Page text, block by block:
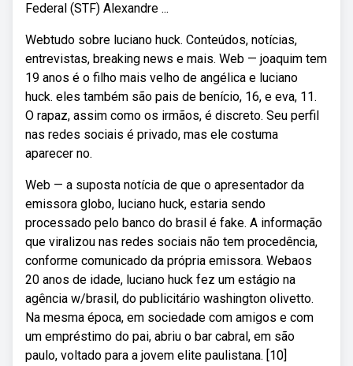
Federal (STF) Alexandre ...
Webtudo sobre luciano huck. Conteúdos, notícias,
entrevistas, breaking news e mais. Web — joaquim tem
19 anos é o filho mais velho de angélica e luciano
huck. eles também são pais de benício, 16, e eva, 11.
O rapaz, assim como os irmãos, é discreto. Seu perfil
nas redes sociais é privado, mas ele costuma
aparecer no.
Web — a suposta notícia de que o apresentador da
emissora globo, luciano huck, estaria sendo
processado pelo banco do brasil é fake. A informação
que viralizou nas redes sociais não tem procedência,
conforme comunicado da própria emissora. Webaos
20 anos de idade, luciano huck fez um estágio na
agência w/brasil, do publicitário washington olivetto.
Na mesma época, em sociedade com amigos e com
um empréstimo do pai, abriu o bar cabral, em são
paulo, voltado para a jovem elite paulistana. [10]